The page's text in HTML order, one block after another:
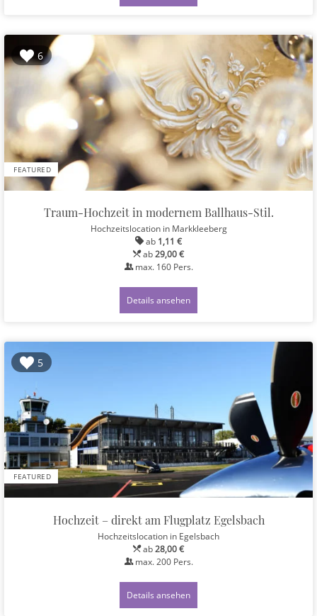
6
FEATURED
Traum-Hochzeit in modernem Ballhaus-Stil.
Hochzeitslocation in Markkleeberg
ab 1,11 €
ab29,00 €
max. 160Pers.
Details ansehen
5
FEATURED
Hochzeit – direkt am Flugplatz Egelsbach
Hochzeitslocation in Egelsbach
ab28,00 €
max. 200Pers.
Details ansehen